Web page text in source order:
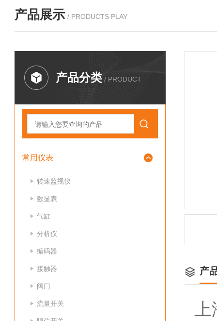
产品展示 / PRODUCTS PLAY
产品分类 / PRODUCT
常用仪表
转速监视仪
数显表
气缸
分析仪
编码器
接触器
阀门
流量开关
产
上